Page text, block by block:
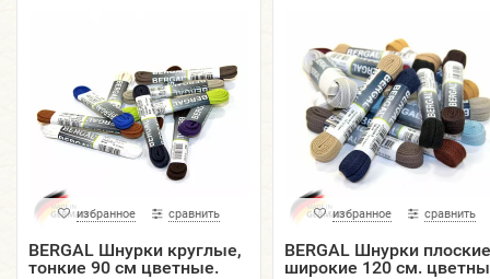
избранное сравнить
BERGAL Шнурки круглые,
тонкие 90 см цветные.
избранное сравнить
BERGAL Шнурки плоские
широкие 120 см.